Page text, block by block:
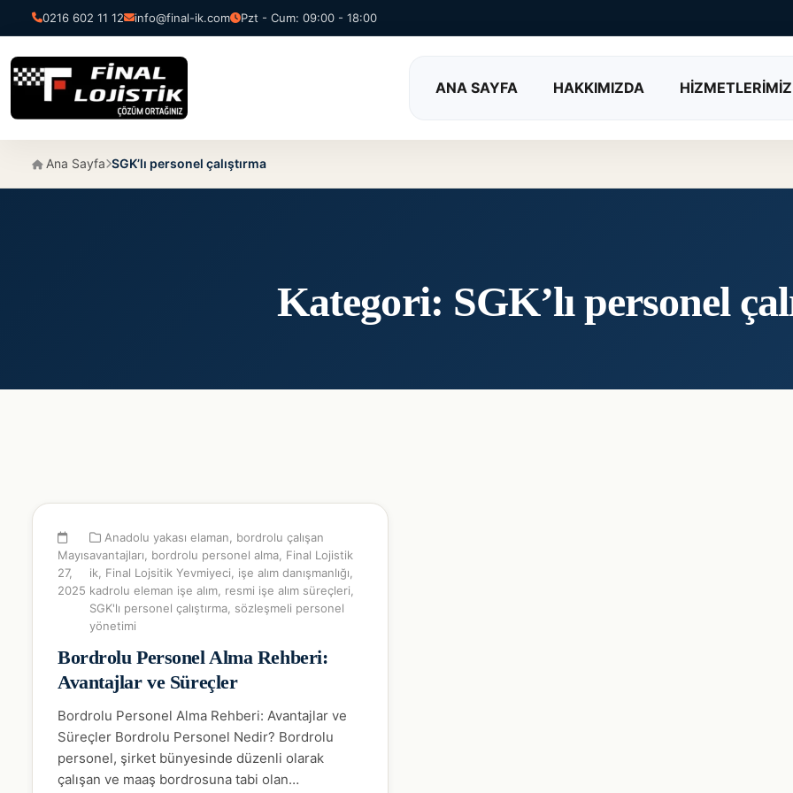
0216 602 11 12 info@final-ik.com Pzt - Cum: 09:00 - 18:00
ANA SAYFA HAKKIMIZDA HİZMETLERİMİZ
Ana Sayfa SGK’lı personel çalıştırma
Kategori: SGK’lı personel
Mayıs
27,
2025
Anadolu yakası elaman
bordrolu çalışan
avantajları
bordrolu personel alma Final Lojistik
ik
Final Lojsitik Yevmiyeci işe alım danışmanlığı
kadrolu eleman işe alım resmi işe alım süreçleri
SGK'lı personel çalıştırma sözleşmeli personel
yönetimi
Bordrolu Personel Alma Rehberi:
Avantajlar ve Süreçler
Bordrolu Personel Alma Rehberi: Avantajlar ve
Süreçler Bordrolu Personel Nedir? Bordrolu
personel, şirket bünyesinde düzenli olarak
çalışan ve maaş bordrosuna tabi olan…